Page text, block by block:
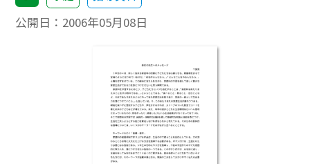
公開日： 2006年05月08日